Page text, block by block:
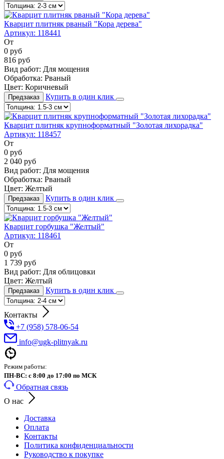
Кварцит плитняк рваный "Кора дерева"
Артикул: 118441
От
0 руб
816 руб
Вид работ: Для мощения
Обработка: Рваный
Цвет: Коричневый
Предзаказ Купить в один клик
Кварцит плитняк крупноформатный "Золотая лихорадка"
Артикул: 118457
От
0 руб
2 040 руб
Вид работ: Для мощения
Обработка: Рваный
Цвет: Желтый
Предзаказ Купить в один клик
Кварцит горбушка "Желтый"
Артикул: 118461
От
0 руб
1 739 руб
Вид работ: Для облицовки
Цвет: Желтый
Предзаказ Купить в один клик
Контакты
+7 (958) 578-06-54
info@ugk-plitnyak.ru
Режим работы:
ПН-ВС: с 8:00 до 17:00 по МСК
Обратная связь
О нас
Доставка
Оплата
Контакты
Политика конфиденциальности
Руководство к покупке